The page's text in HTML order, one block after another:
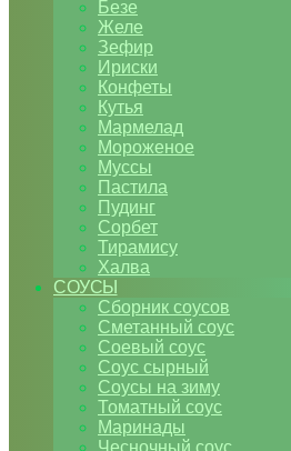
Безе
Желе
Зефир
Ириски
Конфеты
Кутья
Мармелад
Мороженое
Муссы
Пастила
Пудинг
Сорбет
Тирамису
Халва
СОУСЫ
Сборник соусов
Сметанный соус
Соевый соус
Соус сырный
Соусы на зиму
Томатный соус
Маринады
Чесночный соус